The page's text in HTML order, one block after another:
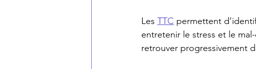
Les TTC permettent
entretenir le stress et le
retrouver progressivement